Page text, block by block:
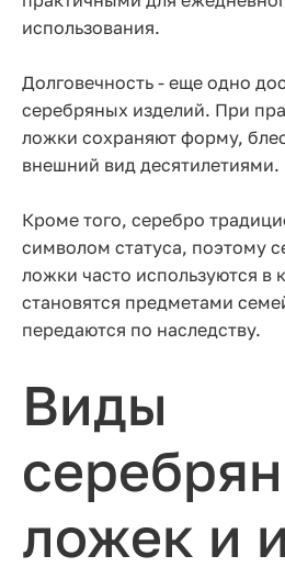
использования.
Долговечность - еще одно
серебряных изделий. При
ложки сохраняют форму,
внешний вид десятилетиями.
Кроме того, серебро
символом статуса, поэтому
ложки часто используются в
становятся предметами
передаются по наследству.
Виды
ложек и